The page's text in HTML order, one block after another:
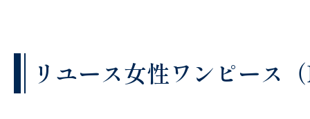
リユース女性ワンピース